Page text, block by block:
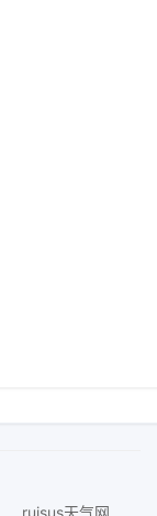
ruisus天气网